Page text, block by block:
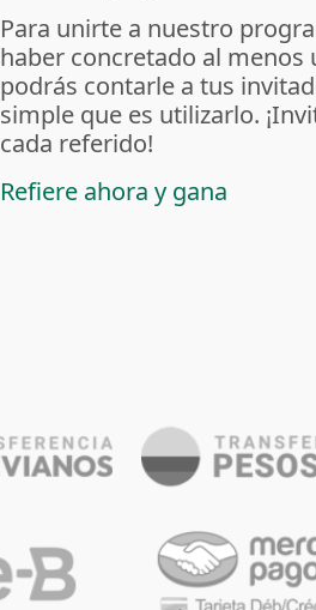
Para unirte a nuestro
haber concretado al menos
podrás contarle a tus
simple que es utilizarlo.
cada referido!
Refiere ahora y gana